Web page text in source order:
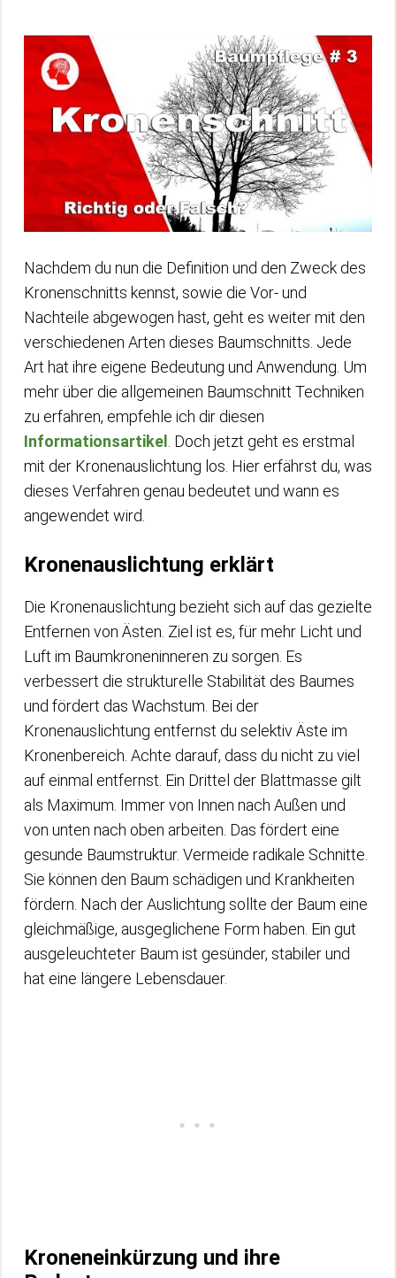
Nachdem du nun die Definition und den Zweck des
Kronenschnitts kennst, sowie die Vor- und
Nachteile abgewogen hast, geht es weiter mit den
verschiedenen Arten dieses Baumschnitts. Jede
Art hat ihre eigene Bedeutung und Anwendung. Um
mehr über die allgemeinen Baumschnitt Techniken
zu erfahren, empfehle ich dir diesen
Informationsartikel . Doch jetzt geht es erstmal
mit der Kronenauslichtung los. Hier erfährst du, was
dieses Verfahren genau bedeutet und wann es
angewendet wird.
Kronenauslichtung erklärt
Die Kronenauslichtung bezieht sich auf das gezielte
Entfernen von Ästen. Ziel ist es, für mehr Licht und
Luft im Baumkroneninneren zu sorgen. Es
verbessert die strukturelle Stabilität des Baumes
und fördert das Wachstum. Bei der
Kronenauslichtung entfernst du selektiv Äste im
Kronenbereich. Achte darauf, dass du nicht zu viel
auf einmal entfernst. Ein Drittel der Blattmasse gilt
als Maximum. Immer von Innen nach Außen und
von unten nach oben arbeiten. Das fördert eine
gesunde Baumstruktur. Vermeide radikale Schnitte.
Sie können den Baum schädigen und Krankheiten
fördern. Nach der Auslichtung sollte der Baum eine
gleichmäßige, ausgeglichene Form haben. Ein gut
ausgeleuchteter Baum ist gesünder, stabiler und
hat eine längere Lebensdauer.
Kroneneinkürzung und ihre